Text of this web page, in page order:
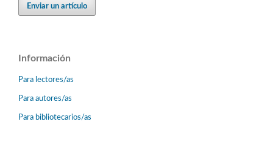
Enviar un artículo
Información
Para lectores/as
Para autores/as
Para bibliotecarios/as